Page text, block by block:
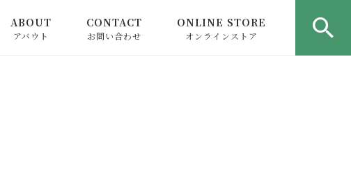
ABOUT
アバウト
CONTACT
お問い合わせ
ONLINE STORE
オンラインストア